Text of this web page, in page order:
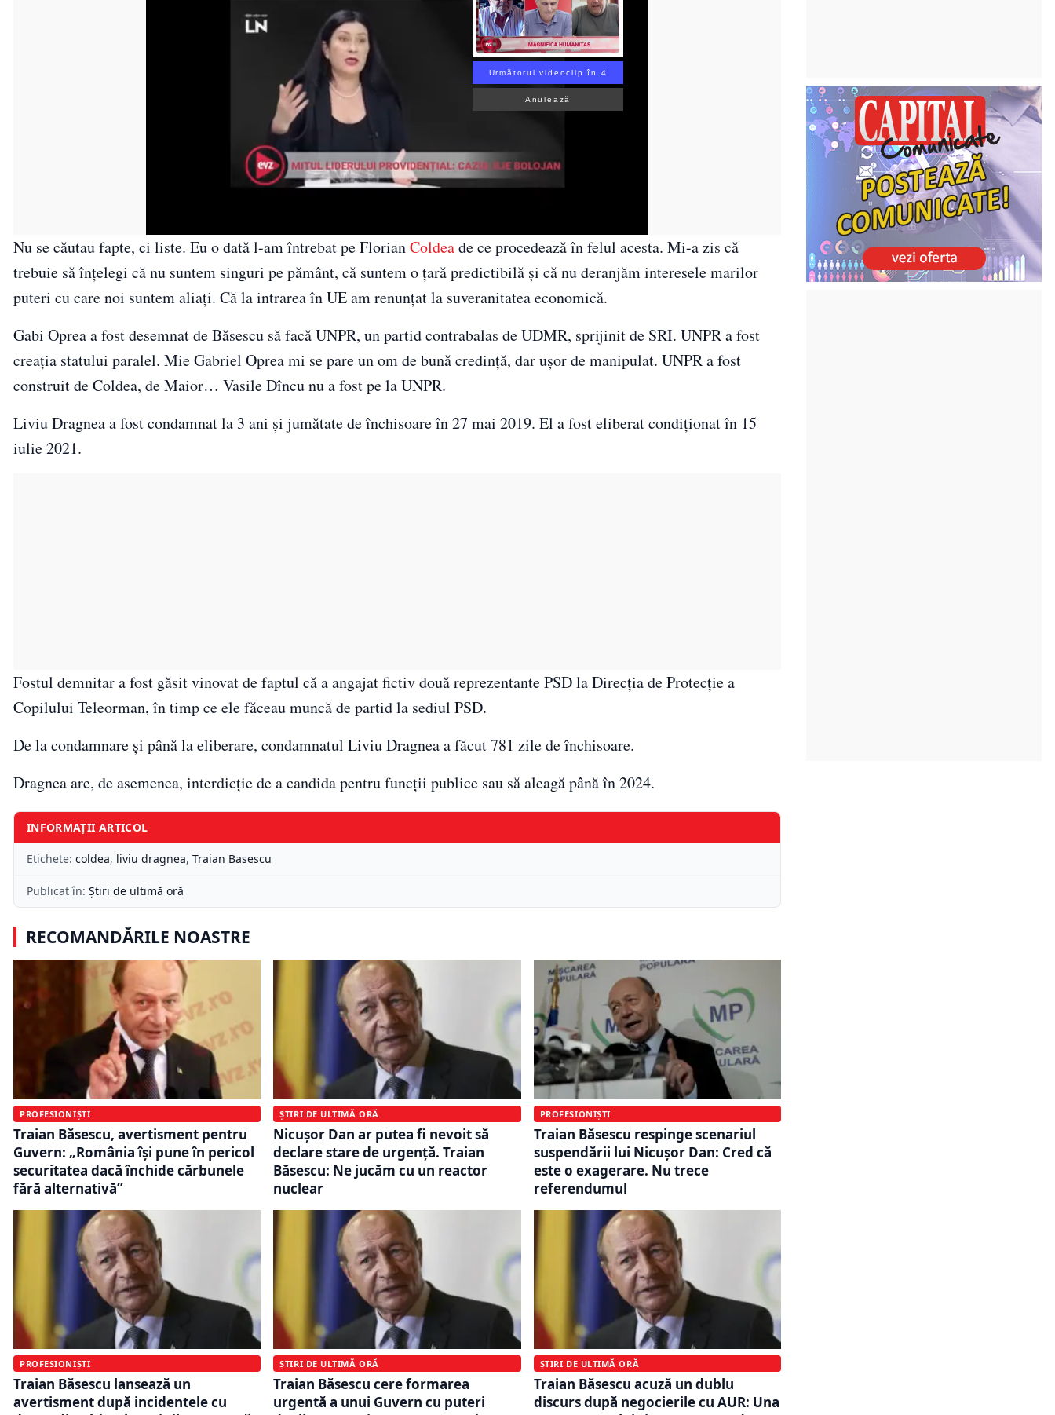
Următorul videoclip în 3
Anulează
Nu se căutau fapte, ci liste. Eu o dată l-am întrebat pe FlorianColdeade ce procedează în felul acesta. Mi-a zis că
trebuie să înțelegi că nu suntem singuri pe pământ, că suntem o țară predictibilă și că nu deranjăm interesele marilor
puteri cu care noi suntem aliați. Că la intrarea în UE am renunțat la suveranitatea economică.
Gabi Oprea a fost desemnat de Băsescu să facă UNPR, un partid contrabalas de UDMR, sprijinit de SRI. UNPR a fost
creația statului paralel. Mie Gabriel Oprea mi se pare un om de bună credință, dar ușor de manipulat. UNPR a fost
construit de Coldea, de Maior… Vasile Dîncu nu a fost pe la UNPR.
Liviu Dragnea a fost condamnat la 3 ani și jumătate de închisoare în 27 mai 2019. El a fost eliberat condiționat în 15
iulie 2021.
Fostul demnitar a fost găsit vinovat de faptul că a angajat fictiv două reprezentante PSD la Direcția de Protecție a
Copilului Teleorman, în timp ce ele făceau muncă de partid la sediul PSD.
De la condamnare și până la eliberare, condamnatul Liviu Dragnea a făcut 781 zile de închisoare.
Dragnea are, de asemenea, interdicție de a candida pentru funcții publice sau să aleagă până în 2024.
INFORMAȚII ARTICOL
Etichete: coldea, liviu dragnea, Traian Basescu
Publicat în: Știri de ultimă oră
RECOMANDĂRILE NOASTRE
PROFESIONIȘTI
Traian Băsescu, avertisment pentru
Guvern: „România își pune în pericol
securitatea dacă închide cărbunele
fără alternativă”
ȘTIRI DE ULTIMĂ ORĂ
Nicușor Dan ar putea fi nevoit să
declare stare de urgență. Traian
Băsescu: Ne jucăm cu un reactor
nuclear
PROFESIONIȘTI
Traian Băsescu respinge scenariul
suspendării lui Nicușor Dan: Cred că
este o exagerare. Nu trece
referendumul
PROFESIONIȘTI
Traian Băsescu lansează un
avertisment după incidentele cu
ȘTIRI DE ULTIMĂ ORĂ
Traian Băsescu cere formarea
urgentă a unui Guvern cu puteri
ȘTIRI DE ULTIMĂ ORĂ
Traian Băsescu acuză un dublu
discurs după negocierile cu AUR: Una